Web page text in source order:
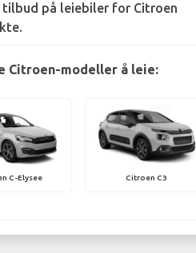
tilbud på leiebiler for Citroen
Citroen-modeller å leie:
C-Elysee Citroen C3